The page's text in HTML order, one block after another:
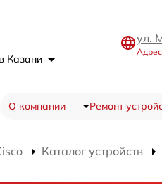
в Казани
ул.
О компании Ремонт
Каталог устройств